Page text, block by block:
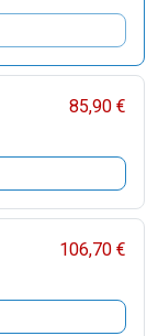
85,90 €
106,70 €